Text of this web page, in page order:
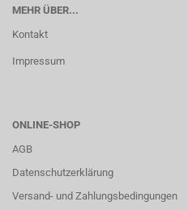
MEHR ÜBER...
Kontakt
Impressum
ONLINE-SHOP
AGB
Datenschutzerklärung
Versand- und Zahlungsbedingungen